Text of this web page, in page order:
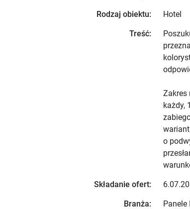
Rodzaj obiektu: Hotel
Treść:
Zakres
każdy,
o
Składanie ofert:
Branża: Panele